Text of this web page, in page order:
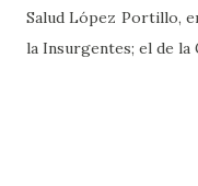
Salud López Portillo,
la Insurgentes; el de la